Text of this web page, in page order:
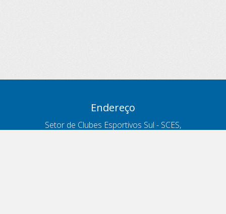
Endereço
Setor de Clubes Esportivos Sul - SCES,